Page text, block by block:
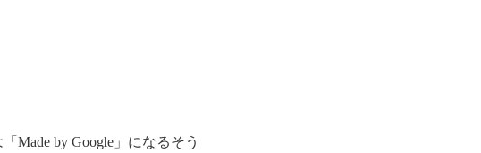
Made by Google」になるそう